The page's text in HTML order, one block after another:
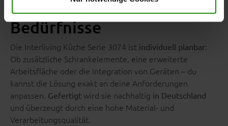
Flexibel planbar für deine
Bedürfnisse
Die Interliving Küche Serie 3074 ist individuell planbar:
Ob zusätzliche Schrankelemente, eine erweiterte
Arbeitsfläche oder die Integration von Geräten – du
kannst die Lösung exakt an deine Anforderungen
anpassen. Gefertigt wird sie nachhaltig in Deutschland
und überzeugt durch eine hohe Material- und
Verarbeitungsqualität.